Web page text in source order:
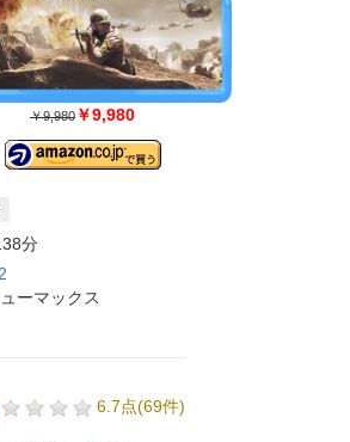
￥9,980 ￥9,980
分
ーマックス
6.7点(69件)